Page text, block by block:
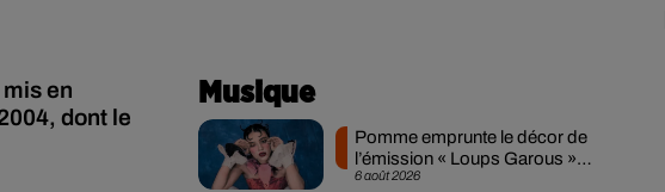
en
dont le
Musique
6 août 2026
Pomme emprunte le décor de
l’émission « Loups Garous »
pour son...